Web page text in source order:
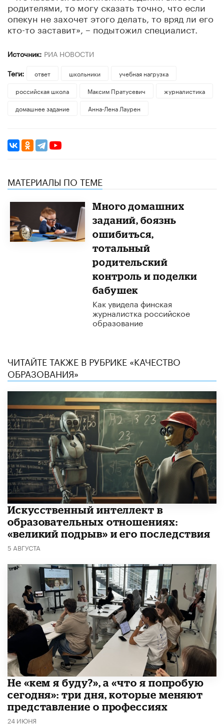
родителями, то могу сказать точно, что если
опекун не захочет этого делать, то вряд ли его
кто-то заставит», – подытожил специалист.
Источник: РИА НОВОСТИ
Теги:
ответ школьники
учебная нагрузка
российская школа
Максим Пратусевич
журналистика
домашнее задание
Анна-Лена Лаурен
МАТЕРИАЛЫ ПО ТЕМЕ
Много домашних
заданий, боязнь
ошибиться,
тотальный
родительский
контроль и поделки
бабушек
Как увидела финская
журналистка российское
образование
ЧИТАЙТЕ ТАКЖЕ В РУБРИКЕ «КАЧЕСТВО
ОБРАЗОВАНИЯ»
​Искусственный интеллект в
образовательных отношениях:
«великий подрыв» и его последствия
5 АВГУСТА
Не «кем я буду?», а «что я попробую
сегодня»: три дня, которые меняют
представление о профессиях
24 ИЮНЯ